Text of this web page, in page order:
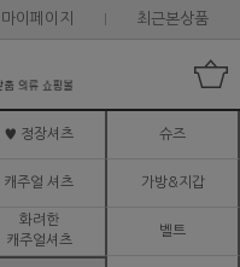
마이페이지 최근본상품
♥ 정장셔츠 슈즈
캐주얼 셔츠 가방&지갑
화려한
캐주얼셔츠
벨트